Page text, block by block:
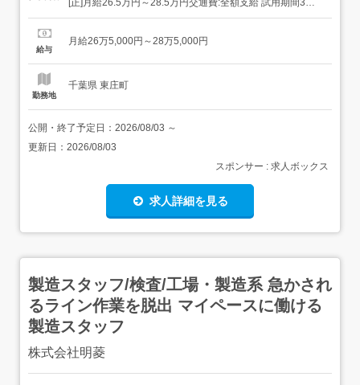
[正]月給26.5万円～28.5万円交通費:全額支給 試用期間3ヶ
月(雇用形態は本採用時と同条件/給与は下記参照) 固定残業
ヵ月目:月給23.9万円～2～3ヶ月目:月給28万円 固定残業代
給与
月給26万5,000円～28万5,000円
勤務地
千葉県 東庄町
公開・終了予定日： 2026/08/03 ～
更新日： 2026/08/03
スポンサー : 求人ボックス
求人詳細を見る
製造スタッフ/検査/工場・製造系 急かされ
るライン作業を脱出 マイペースに働ける
製造スタッフ
株式会社明菱